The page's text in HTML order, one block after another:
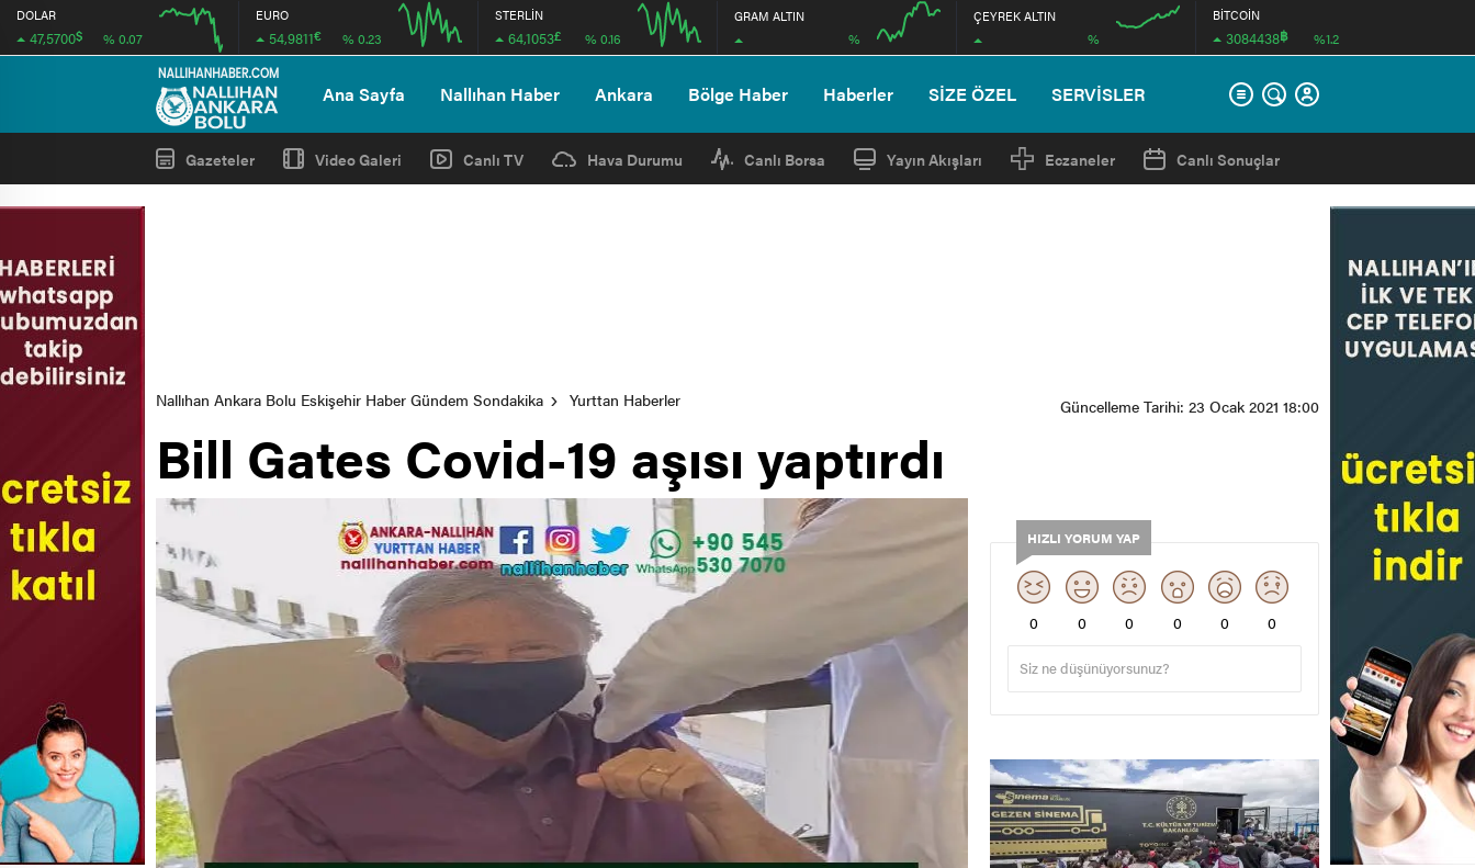
DOLAR
47,5700$ % 0.07
12:00 16:00
EURO
54,9811€ % 0.23
STERLİN
64,1053£ % 0.16
GRAM ALTIN
%
ÇEYREK ALTIN
%
BİTCOİN
3084438฿ %1.2
Ana Sayfa Nallıhan Haber Ankara Bölge Haber Haberler SİZE ÖZEL SERVİSLER
Gazeteler Video Galeri Canlı TV Hava Durumu Canlı Borsa Yayın Akışları Eczaneler Canlı Sonuçlar
Nallıhan Ankara Bolu Eskişehir Haber Gündem Sondakika Yurttan Haberler Güncelleme Tarihi: 23 Ocak 2021 18:00
Bill Gates Covid-19 aşısı yaptırdı
HIZLI YORUM YAP
0 0 0 0 0 0